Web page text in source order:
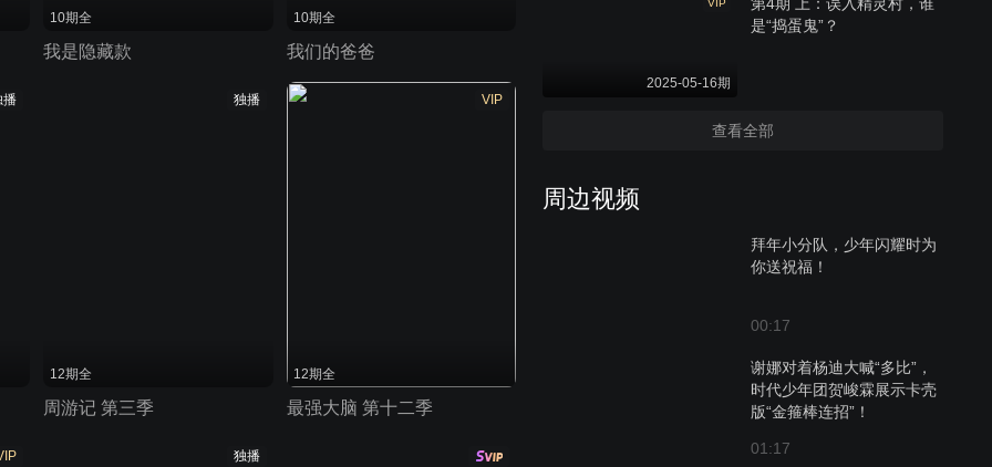
VIP
2025-05-16期
是“捣蛋鬼”？
查看全部
周边视频
拜年小分队，少年闪耀时为
你送祝福！
00:17
谢娜对着杨迪大喊“多比”，
时代少年团贺峻霖展示卡壳
版“金箍棒连招”！
01:17
10期全
我是隐藏款
10期全
我们的爸爸
播 独播
12期全
周游记 第三季
VIP
12期全
最强大脑 第十二季
独播